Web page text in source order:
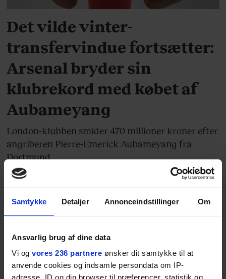
Samtykke Detaljer Annonceindstillinger Om
Ansvarlig brug af dine data
Vi og vores 236 partnere ønsker dit samtykke til at
anvende cookies og indsamle persondata om IP-
adresse, ID og din browser til præferencer, statistik og
Det vilde vinter-
transfervindue fortsætter:
Arsenal bryder sin
klubrekord med købet af
Aubameyang
London-klubben smider 470 millioner kroner efter
angriberen Pierre-Emerick Aubameyang fra
Dortmund.
MODE